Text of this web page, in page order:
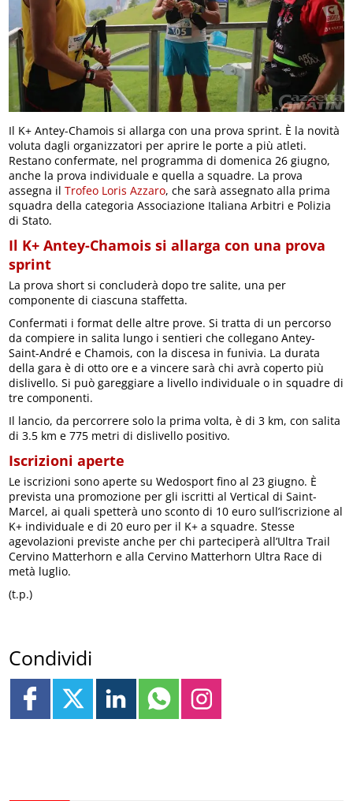
Il K+ Antey-Chamois si allarga con una prova sprint. È la novità
voluta dagli organizzatori per aprire le porte a più atleti.
Restano confermate, nel programma di domenica 26 giugno,
anche la prova individuale e quella a squadre. La prova
assegna ilTrofeo Loris Azzaro, che sarà assegnato alla prima
squadra della categoria Associazione Italiana Arbitri e Polizia
di Stato.
Il K+ Antey-Chamois si allarga con una prova
sprint
La prova short si concluderà dopo tre salite, una per
componente di ciascuna staffetta.
Confermati i format delle altre prove. Si tratta di un percorso
da compiere in salita lungo i sentieri che collegano Antey-
Saint-André e Chamois, con la discesa in funivia. La durata
della gara è di otto ore e a vincere sarà chi avrà coperto più
dislivello. Si può gareggiare a livello individuale o in squadre di
tre componenti.
Il lancio, da percorrere solo la prima volta, è di 3 km, con salita
di 3.5 km e 775 metri di dislivello positivo.
Iscrizioni aperte
Le iscrizioni sono aperte su Wedosport fino al 23 giugno. È
prevista una promozione per gli iscritti al Vertical di Saint-
Marcel, ai quali spetterà uno sconto di 10 euro sull’iscrizione al
K+ individuale e di 20 euro per il K+ a squadre. Stesse
agevolazioni previste anche per chi parteciperà all’Ultra Trail
Cervino Matterhorn e alla Cervino Matterhorn Ultra Race di
metà luglio.
(t.p.)
Condividi